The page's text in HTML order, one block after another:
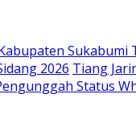
Sukabumi
2026 Tiang
Status